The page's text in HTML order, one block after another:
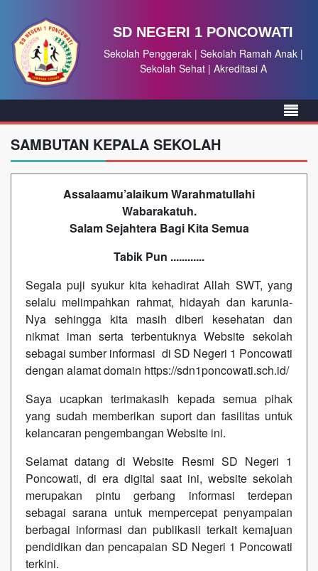
SD NEGERI 1 PONCOWATI
Sekolah Penggerak | Sekolah Ramah Anak |
Sekolah Sehat | Akreditasi A
SAMBUTAN KEPALA SEKOLAH
Assalaamu’alaikum Warahmatullahi
Wabarakatuh.
Salam Sejahtera Bagi Kita Semua
Tabik Pun ............
Segala puji syukur kita kehadirat Allah SWT, yang
selalu melimpahkan rahmat, hidayah dan karunia-
Nya sehingga kita masih diberi kesehatan dan
nikmat iman serta terbentuknya Website sekolah
sebagai sumber informasi di SD Negeri 1 Poncowati
dengan alamat domain https://sdn1poncowati.sch.id/
Saya ucapkan terimakasih kepada semua pihak
yang sudah memberikan suport dan fasilitas untuk
kelancaran pengembangan Website ini.
Selamat datang di Website Resmi SD Negeri 1
Poncowati, di era digital saat ini, website sekolah
merupakan pintu gerbang informasi terdepan
sebagai sarana untuk mempercepat penyampaian
berbagai informasi dan publikasii terkait kemajuan
pendidikan dan pencapaian SD Negeri 1 Poncowati
terkini.